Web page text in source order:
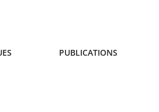
PUBLICATIONS